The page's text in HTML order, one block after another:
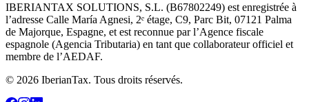
IBERIANTAX SOLUTIONS, S.L. (B67802249) est enregistrée à
l’adresse Calle María Agnesi, 2ᵉ étage, C9, Parc Bit, 07121 Palma
de Majorque, Espagne, et est reconnue par l’Agence fiscale
espagnole (Agencia Tributaria) en tant que collaborateur officiel et
membre de l’AEDAF.
© 2026 IberianTax. Tous droits réservés.